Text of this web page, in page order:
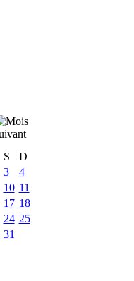
S
D
3
4
10 11
17 18
24 25
31